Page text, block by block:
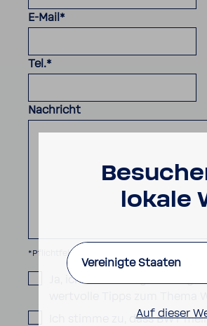
E-Mail *
Tel.*
Nachricht
*Pflichtfeld
Ja, ich möchte regelmässig
Ich stimme zu, dass BWT
lokale
Vereinigte Staaten
Auf dieser